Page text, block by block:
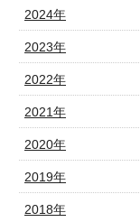
2024年
2023年
2022年
2021年
2020年
2019年
2018年